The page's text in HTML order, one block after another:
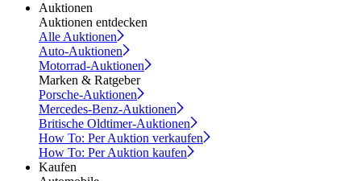
Auktionen
Auktionen entdecken
Alle Auktionen
Auto-Auktionen
Motorrad-Auktionen
Marken & Ratgeber
Porsche-Auktionen
Mercedes-Benz-Auktionen
Britische Oldtimer-Auktionen
How To: Per Auktion verkaufen
How To: Per Auktion kaufen
Kaufen